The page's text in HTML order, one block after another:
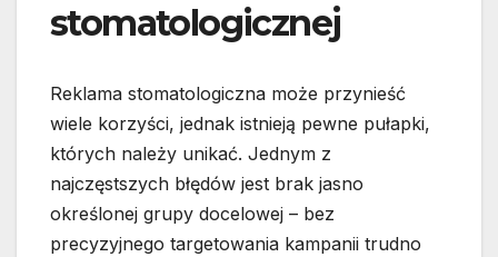
stomatologicznej
Reklama stomatologiczna może przynieść
wiele korzyści, jednak istnieją pewne pułapki,
których należy unikać. Jednym z
najczęstszych błędów jest brak jasno
określonej grupy docelowej – bez
precyzyjnego targetowania kampanii trudno